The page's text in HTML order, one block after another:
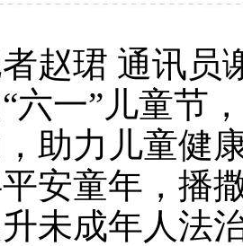
珺 通讯员谢
六一”儿童节
助力儿童健
童年，播撒
未成年人法